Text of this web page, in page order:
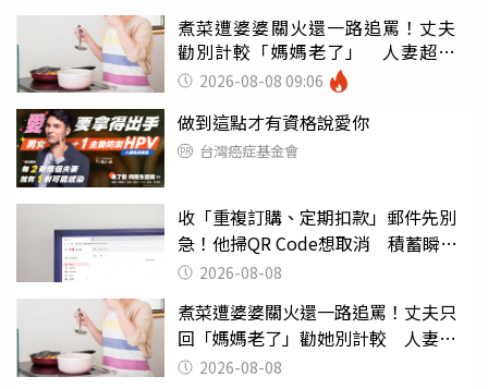
煮菜遭婆婆關火還一路追罵！丈夫
勸別計較「媽媽老了」 人妻超崩
潰：我像台傭
2026-08-08 09:06
做到這點才有資格說愛你
台灣癌症基金會
收「重複訂購、定期扣款」郵件先別
急！他掃QR Code想取消 積蓄瞬間
蒸發2026-08-08
煮菜遭婆婆關火還一路追罵！丈夫只
回「媽媽老了」勸她別計較 人妻超
崩潰：我像台傭
2026-08-08